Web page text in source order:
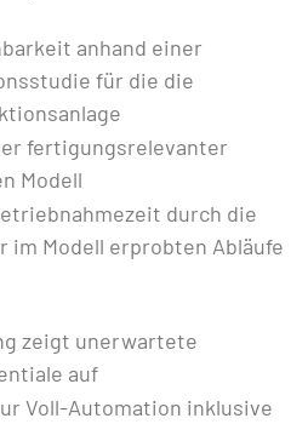
anhand einer
für die die
fertigungsrelevanter
Modell
durch die
im Modell erprobten Abläufe
zeigt unerwartete
auf
Voll-Automation inklusive